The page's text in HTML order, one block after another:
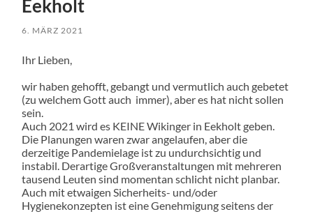
Eekholt
6. MÄRZ 2021
Ihr Lieben,
wir haben gehofft, gebangt und vermutlich auch gebetet
(zu welchem Gott auch immer), aber es hat nicht sollen
sein.
Auch 2021 wird es KEINE Wikinger in Eekholt geben.
Die Planungen waren zwar angelaufen, aber die
derzeitige Pandemielage ist zu undurchsichtig und
instabil. Derartige Großveranstaltungen mit mehreren
tausend Leuten sind momentan schlicht nicht planbar.
Auch mit etwaigen Sicherheits- und/oder
Hygienekonzepten ist eine Genehmigung seitens der